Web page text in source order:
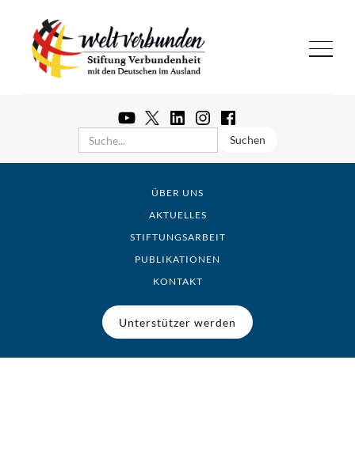
ÜBER UNS
AKTUELLES
STIFTUNGSARBEIT
PUBLIKATIONEN
KONTAKT
Unterstützer werden